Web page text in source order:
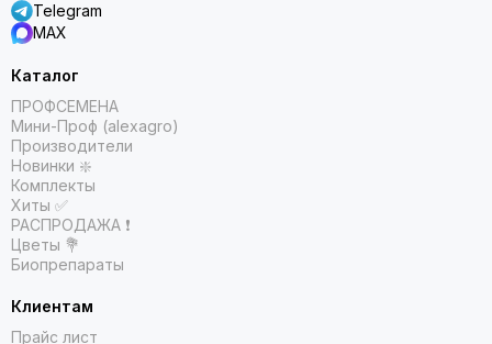
Telegram
MAX
Каталог
ПРОФСЕМЕНА
Мини-Проф (alexagro)
Производители
Новинки ❇️
Комплекты
Хиты ✅
РАСПРОДАЖА ❗️
Цветы 💐
Биопрепараты
Клиентам
Прайс лист